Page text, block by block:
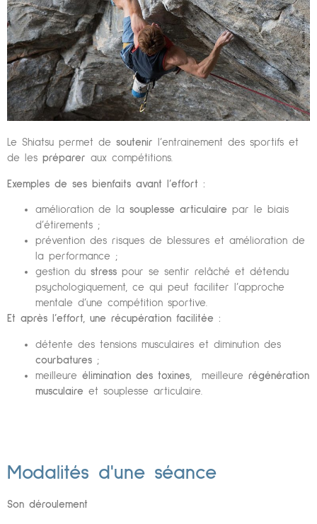
Le Shiatsu permet de soutenir l’entrainement des sportifs et
de les préparer aux compétitions.
Exemples de ses bienfaits avant l’effort :
amélioration de la souplesse articulaire par le biais
d’étirements ;
prévention des risques de blessures et amélioration de
la performance ;
gestion du stress pour se sentir relâché et détendu
psychologiquement, ce qui peut faciliter l’approche
mentale d’une compétition sportive.
Et après l’effort, une récupération facilitée :
détente des tensions musculaires et diminution des
courbatures ;
meilleure élimination des toxines , meilleure régénération
musculaire et souplesse articulaire.
Modalités d'une séance
Son déroulement